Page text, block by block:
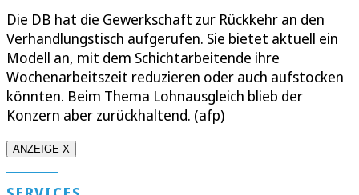
Die DB hat die Gewerkschaft zur Rückkehr an den
Verhandlungstisch aufgerufen. Sie bietet aktuell ein
Modell an, mit dem Schichtarbeitende ihre
Wochenarbeitszeit reduzieren oder auch aufstocken
könnten. Beim Thema Lohnausgleich blieb der
Konzern aber zurückhaltend. (afp)
ANZEIGE X